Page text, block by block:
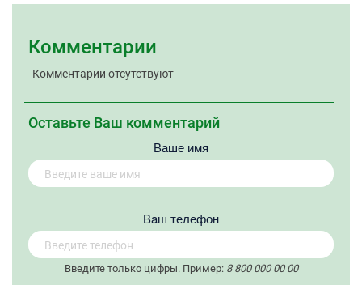
Комментарии
Комментарии отсутствуют
Оставьте Ваш комментарий
Ваше имя
Вaш телефон
Введите только цифры. Пример: 8 800 000 00 00